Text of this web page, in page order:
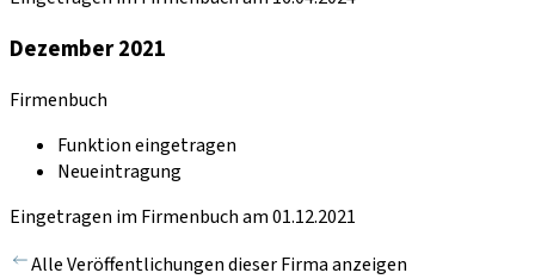
Dezember 2021
Firmenbuch
Funktion eingetragen
Neueintragung
Eingetragen im Firmenbuch am 01.12.2021
Alle Veröffentlichungen dieser Firma anzeigen